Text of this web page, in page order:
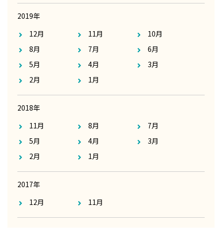
2019年
12月
11月
10月
8月
7月
6月
5月
4月
3月
2月
1月
2018年
11月
8月
7月
5月
4月
3月
2月
1月
2017年
12月
11月